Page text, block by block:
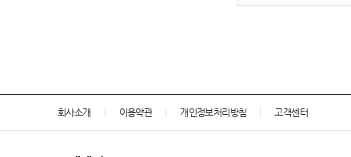
회사소개 이용약관 개인정보처리방침 고객센터